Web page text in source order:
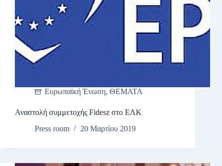
Ευρωπαϊκή Ένωση, ΘΕΜΑΤΑ
Αναστολή συμμετοχής Fidesz στο ΕΛΚ
Press room
20 Μαρτίου 2019